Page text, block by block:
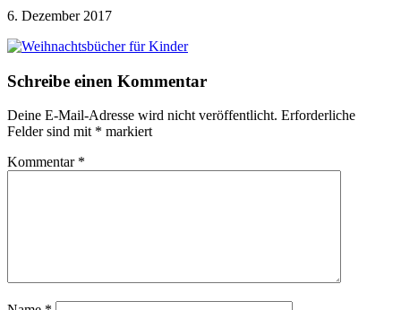
6. Dezember 2017
Leser-
Schreibe einen Kommentar
Deine E-Mail-Adresse wird nicht veröffentlicht. Erforderliche
Felder sind mit * markiert
Kommentar *